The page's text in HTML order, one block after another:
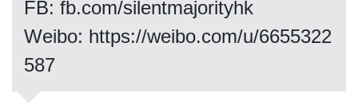
我們的立場
FB: fb.com/silentmajorityhk
Weibo: https://weibo.com/u/6655322
587